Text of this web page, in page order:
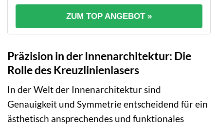
ZUM TOP ANGEBOT »
Präzision in der Innenarchitektur: Die
Rolle des Kreuzlinienlasers
In der Welt der Innenarchitektur sind
Genauigkeit und Symmetrie entscheidend für ein
ästhetisch ansprechendes und funktionales